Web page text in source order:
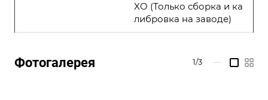
XO (Только сборка и ка
либровка на заводе)
Фотогалерея 1/3 —